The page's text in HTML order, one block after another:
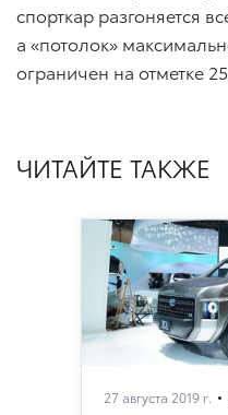
спорткар разгоняется
а «потолок»
ограничен на отметке
ЧИТАЙТЕ ТАКЖЕ
27 августа 2019 г.